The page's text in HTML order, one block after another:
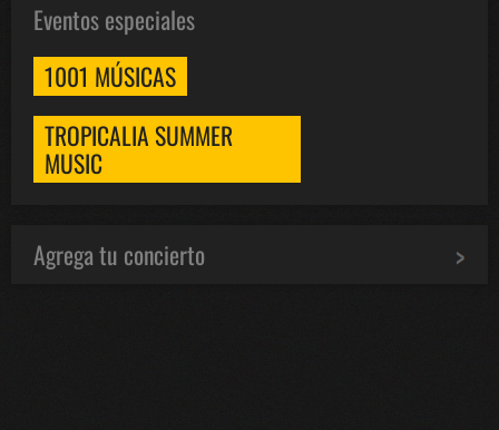
Eventos especiales
1001 MÚSICAS
TROPICALIA SUMMER
MUSIC
Agrega tu concierto